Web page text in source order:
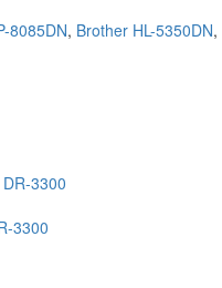
8085DN, Brother HL-5350DN,
3300